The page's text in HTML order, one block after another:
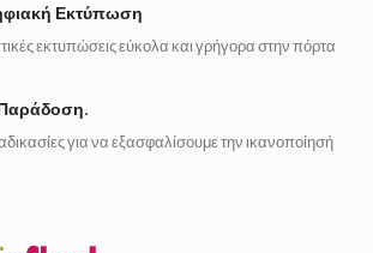
Εκτύπωση
εκτυπώσεις εύκολα και γρήγορα στην πόρτα
για να εξασφαλίσουμε την ικανοποίησή